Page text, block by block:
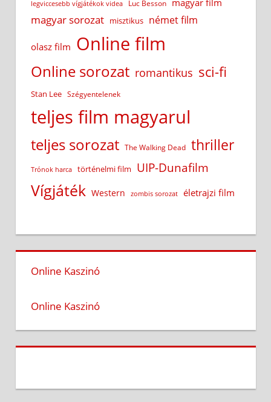
legviccesebb vígjátékok videa Luc Besson magyar film
magyar sorozat misztikus német film
olasz film Online film
Online sorozat romantikus sci-fi
Stan Lee Szégyentelenek
teljes film magyarul
teljes sorozat The Walking Dead thriller
Trónok harca történelmi film UIP-Dunafilm
Vígjáték Western zombis sorozat életrajzi film
Online Kaszinó
Online Kaszinó